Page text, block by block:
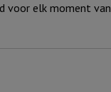
voor elk moment van